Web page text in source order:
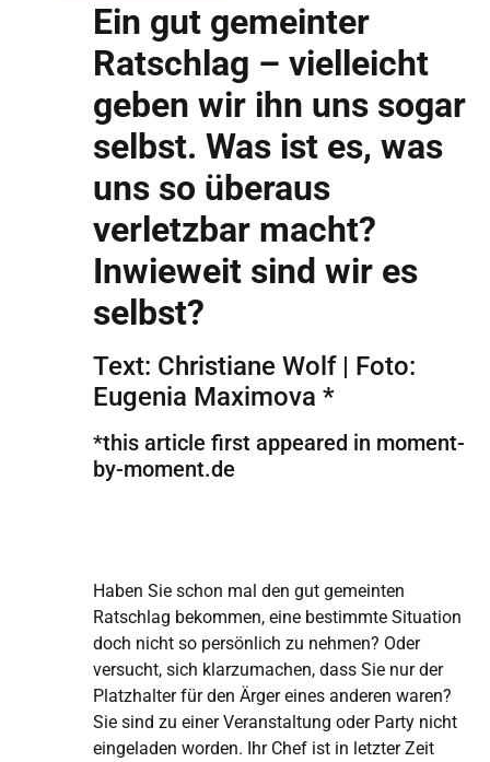
Ein gut gemeinter
Ratschlag – vielleicht
geben wir ihn uns sogar
selbst. Was ist es, was
uns so überaus
verletzbar macht?
Inwieweit sind wir es
selbst?
Text: Christiane Wolf | Foto:
Eugenia Maximova *
*this article first appeared in moment-
by-moment.de
Haben Sie schon mal den gut gemeinten
Ratschlag bekommen, eine bestimmte Situation
doch nicht so persönlich zu nehmen? Oder
versucht, sich klarzumachen, dass Sie nur der
Platzhalter für den Ärger eines anderen waren?
Sie sind zu einer Veranstaltung oder Party nicht
eingeladen worden. Ihr Chef ist in letzter Zeit